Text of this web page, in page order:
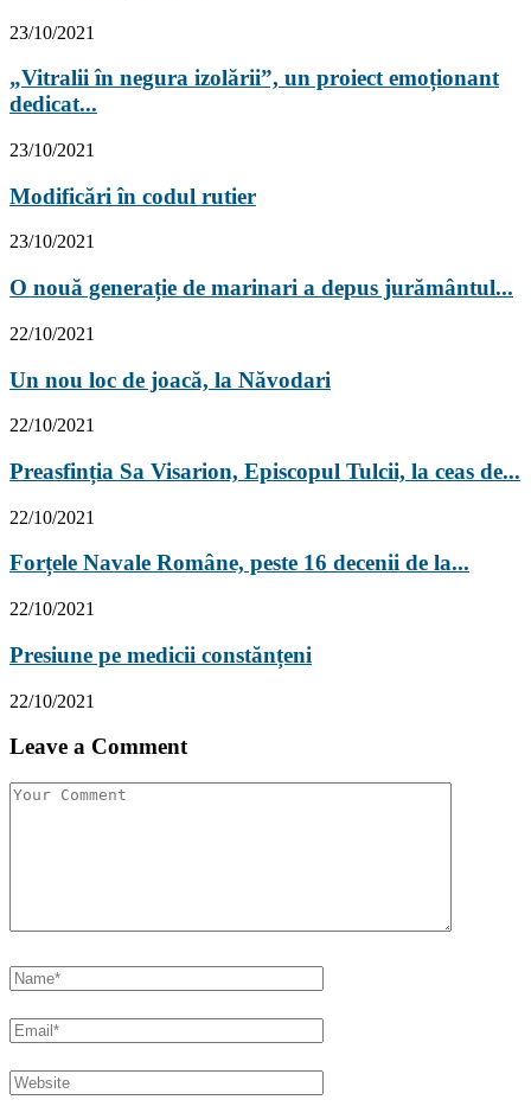
23/10/2021
„Vitralii în negura izolării”, un proiect emoționant
dedicat...
23/10/2021
Modificări în codul rutier
23/10/2021
O nouă generație de marinari a depus jurământul...
22/10/2021
Un nou loc de joacă, la Năvodari
22/10/2021
Preasfinția Sa Visarion, Episcopul Tulcii, la ceas de...
22/10/2021
Forțele Navale Române, peste 16 decenii de la...
22/10/2021
Presiune pe medicii constănțeni
22/10/2021
Leave a Comment